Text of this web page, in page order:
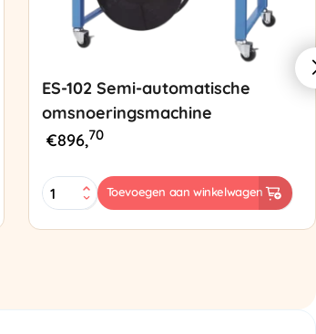
ES-102 Semi-automatische
omsnoeringsmachine
€896,70
ES-
102
Toevoegen aan winkelwagen